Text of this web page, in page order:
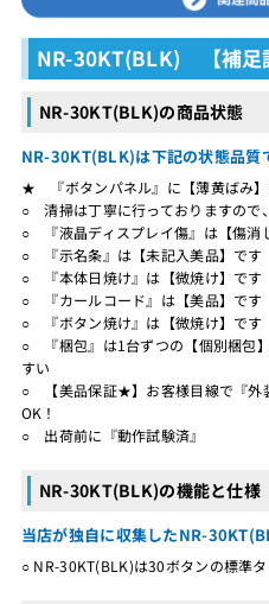
NR-30KT(BLK) 【補足
NR-30KT(BLK)の商品状態
NR-30KT(BLK)は下記の状態品質
★ 『ボタンパネル』に【薄黄ばみ
○ 清掃は丁寧に行っておりますので
○ 『液晶ディスプレイ傷』は【傷消
○ 『示名条』は【未記入美品】です
○ 『本体日焼け』は【微焼け】です
○ 『カールコード』は【美品】です
○ 『ボタン焼け』は【微焼け】です
○ 『梱包』は1台ずつの【個別梱包
すい
○ 【美品保証★】お客様目線で『外
OK！
○ 出荷前に『動作試験済』
NR-30KT(BLK)の機能と仕様
当店が独自に収集したNR-
○ NR-30KT(BLK)は30ボタンの標準